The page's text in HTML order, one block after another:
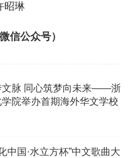
昭琳
信公众号）
文脉 同心筑梦向未来——浙
院举办首期海外华文学校
中国·水立方杯”中文歌曲大